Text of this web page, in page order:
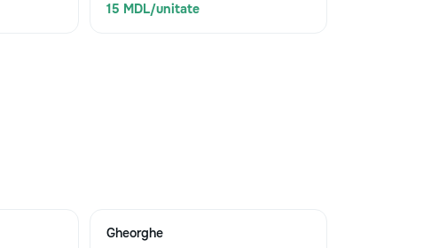
15 MDL/unitate
Gheorghe